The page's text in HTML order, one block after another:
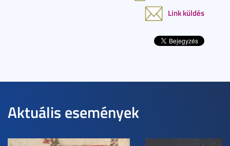
Link küldés
Aktuális események